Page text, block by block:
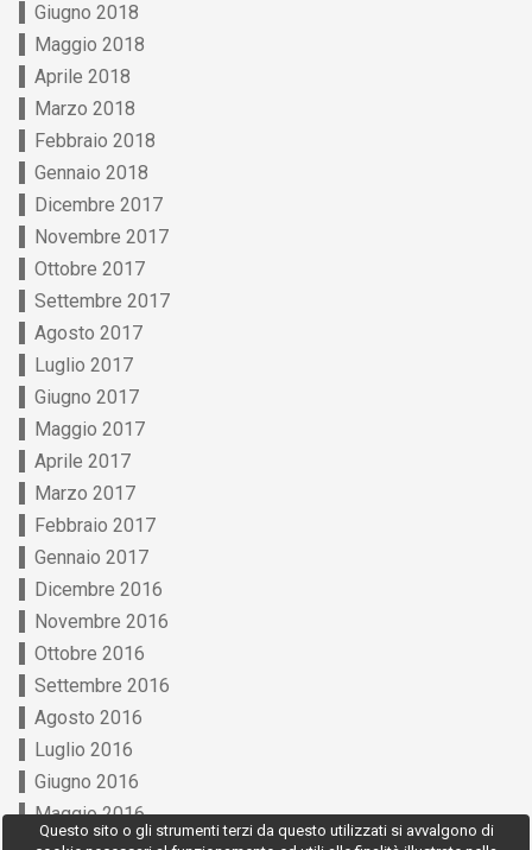
Questo sito o gli strumenti terzi da questo utilizzati si avvalgono di
Giugno 2018
Maggio 2018
Aprile 2018
Marzo 2018
Febbraio 2018
Gennaio 2018
Dicembre 2017
Novembre 2017
Ottobre 2017
Settembre 2017
Agosto 2017
Luglio 2017
Giugno 2017
Maggio 2017
Aprile 2017
Marzo 2017
Febbraio 2017
Gennaio 2017
Dicembre 2016
Novembre 2016
Ottobre 2016
Settembre 2016
Agosto 2016
Luglio 2016
Giugno 2016
Maggio 2016